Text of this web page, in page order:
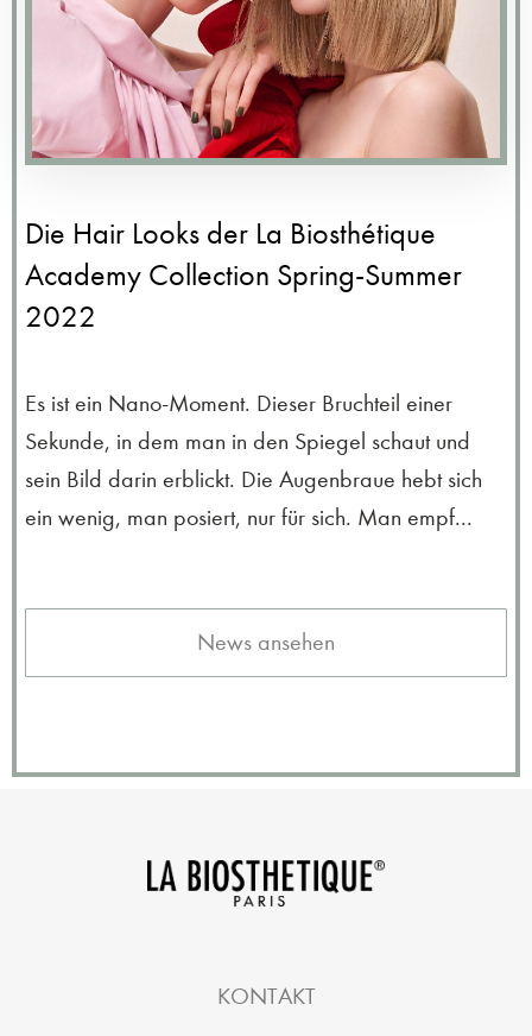
Die Hair Looks der La Biosthétique
Academy Collection Spring-Summer
2022
Es ist ein Nano-Moment. Dieser Bruchteil einer
Sekunde, in dem man in den Spiegel schaut und
sein Bild darin erblickt. Die Augenbraue hebt sich
ein wenig, man posiert, nur für sich. Man empf...
News ansehen
KONTAKT